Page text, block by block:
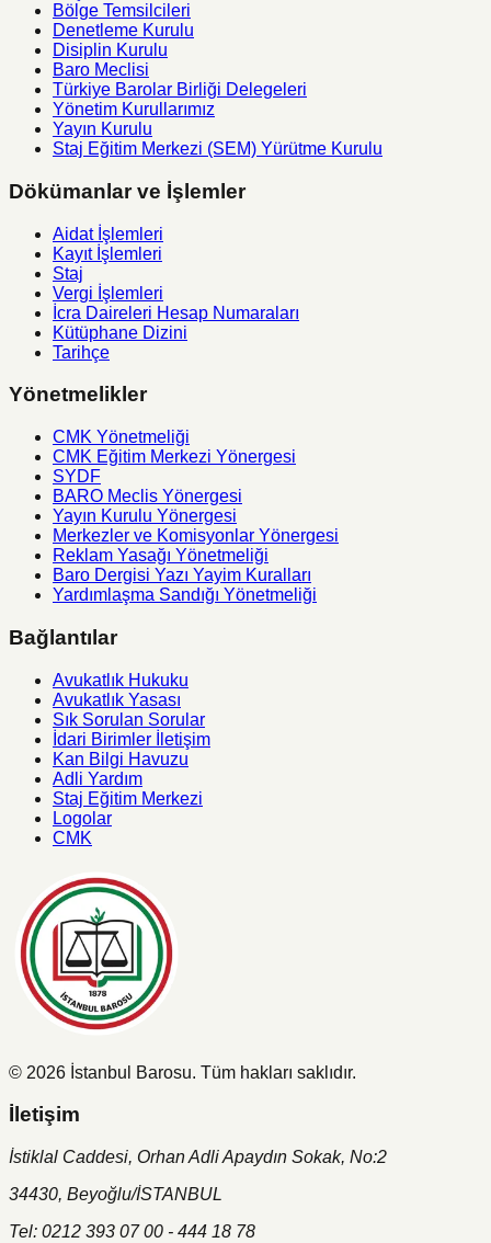
Bölge Temsilcileri
Denetleme Kurulu
Disiplin Kurulu
Baro Meclisi
Türkiye Barolar Birliği Delegeleri
Yönetim Kurullarımız
Yayın Kurulu
Staj Eğitim Merkezi (SEM) Yürütme Kurulu
Dökümanlar ve İşlemler
Aidat İşlemleri
Kayıt İşlemleri
Staj
Vergi İşlemleri
İcra Daireleri Hesap Numaraları
Kütüphane Dizini
Tarihçe
Yönetmelikler
CMK Yönetmeliği
CMK Eğitim Merkezi Yönergesi
SYDF
BARO Meclis Yönergesi
Yayın Kurulu Yönergesi
Merkezler ve Komisyonlar Yönergesi
Reklam Yasağı Yönetmeliği
Baro Dergisi Yazı Yayim Kuralları
Yardımlaşma Sandığı Yönetmeliği
Bağlantılar
Avukatlık Hukuku
Avukatlık Yasası
Sık Sorulan Sorular
İdari Birimler İletişim
Kan Bilgi Havuzu
Adli Yardım
Staj Eğitim Merkezi
Logolar
CMK
© 2026 İstanbul Barosu. Tüm hakları saklıdır.
İletişim
İstiklal Caddesi, Orhan Adli Apaydın Sokak, No:2
34430, Beyoğlu/İSTANBUL
Tel: 0212 393 07 00 - 444 18 78